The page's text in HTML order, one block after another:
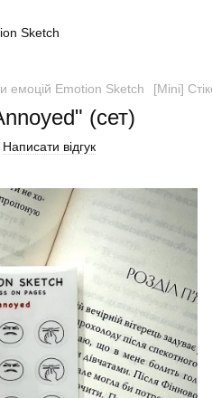
емоцій Emotion Sketch [Mini]
(сет)
Написати відгук